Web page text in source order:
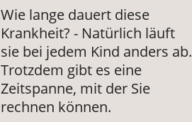
Wie lange dauert diese
Krankheit? - Natürlich läuft
sie bei jedem Kind anders ab.
Trotzdem gibt es eine
Zeitspanne, mit der Sie
rechnen können.